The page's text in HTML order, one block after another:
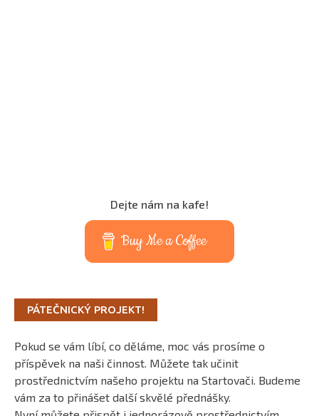
Dejte nám na kafe!
Buy Me a Coffee
PÁTEČNICKÝ PROJEKT!
Pokud se vám líbí, co děláme, moc vás prosíme o
příspěvek na naši činnost. Můžete tak učinit
prostřednictvím našeho projektu na Startovači. Budeme
vám za to přinášet další skvělé přednášky.